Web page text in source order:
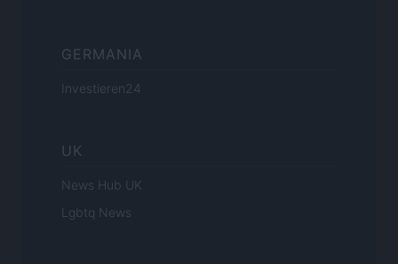
GERMANIA
Investieren24
UK
News Hub UK
Lgbtq News